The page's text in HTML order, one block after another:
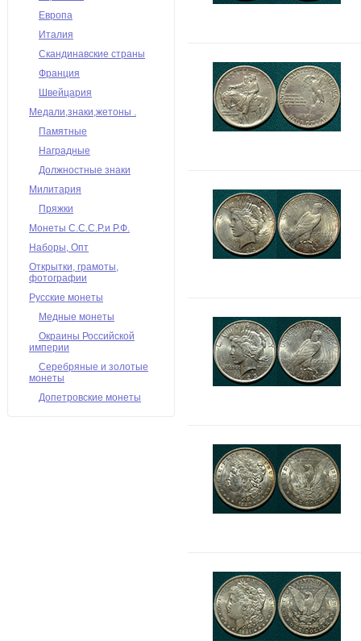
Европа
Италия
Скандинавские страны
Франция
Швейцария
Медали,знаки,жетоны .
Памятные
Наградные
Должностные знаки
Милитария
Пряжки
Монеты С.С.С.Р.и Р.Ф.
Наборы, Опт
Открытки, грамоты,
фотографии
Русские монеты
Медные монеты
Окраины Российской
империи
Серебряные и золотые
монеты
Допетровские монеты